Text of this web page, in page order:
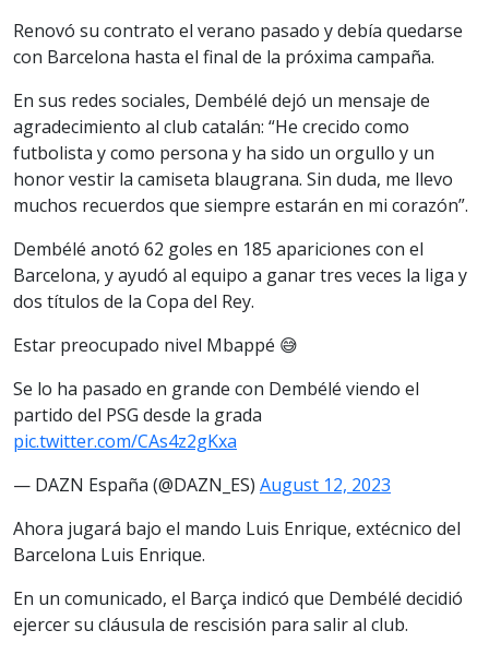
Renovó su contrato el verano pasado y debía quedarse
con Barcelona hasta el final de la próxima campaña.
En sus redes sociales, Dembélé dejó un mensaje de
agradecimiento al club catalán: “He crecido como
futbolista y como persona y ha sido un orgullo y un
honor vestir la camiseta blaugrana. Sin duda, me llevo
muchos recuerdos que siempre estarán en mi corazón”.
Dembélé anotó 62 goles en 185 apariciones con el
Barcelona, y ayudó al equipo a ganar tres veces la liga y
dos títulos de la Copa del Rey.
Estar preocupado nivel Mbappé 😅
Se lo ha pasado en grande con Dembélé viendo el
partido del PSG desde la grada
pic.twitter.com/CAs4z2gKxa
— DAZN España (@DAZN_ES) August 12, 2023
Ahora jugará bajo el mando Luis Enrique, extécnico del
Barcelona Luis Enrique.
En un comunicado, el Barça indicó que Dembélé decidió
ejercer su cláusula de rescisión para salir al club.